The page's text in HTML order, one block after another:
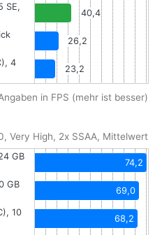
SE,
40,4
26,2
4
23,2
in FPS (mehr ist besser)
Very High, 2x SSAA, Mittelwert
GB
74,2
GB
69,0
10
68,2